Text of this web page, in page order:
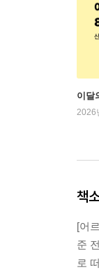
이달
2026
책
[어
준
로